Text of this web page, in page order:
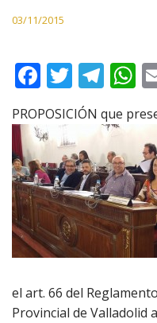
03/11/2015
F
ac
e
b
o
o
k
T
w
itt
er
T
e
gr
a
m
s
A
p
p
PROPOSICIÓN que
el art. 66 del
Provincial de Valladolid